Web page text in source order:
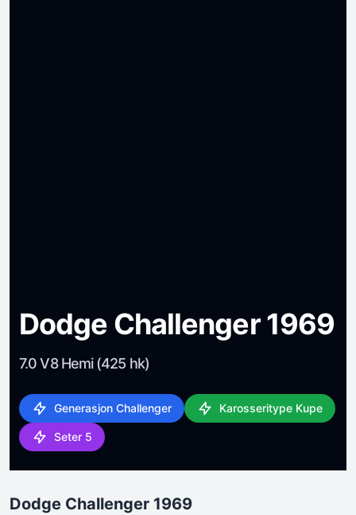
Dodge Challenger 1969
7.0 V8 Hemi (425 hk)
Generasjon Challenger Karosseritype Kupe
Seter 5
Dodge Challenger 1969